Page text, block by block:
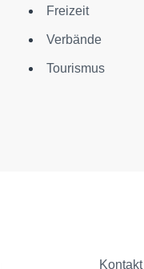
Freizeit
Verbände
Tourismus
Kontakt